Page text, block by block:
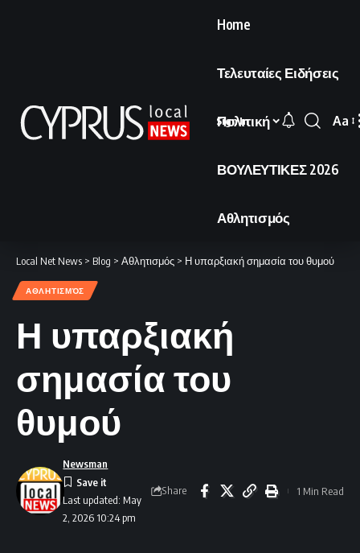
Home
Τελευταίες Ειδήσεις
Πολιτική
ΒΟΥΛΕΥΤΙΚΕΣ 2026
Αθλητισμός
Sign In
Font
Aa
Local Net News > Blog > Αθλητισμός > Η υπαρξιακή σημασία του θυμού
ΑΘΛΗΤΙΣΜΌΣ
Η υπαρξιακή
σημασία του
θυμού
Last updated: May
2, 2026 10:24 pm
Newsman
Share 1 Min Read